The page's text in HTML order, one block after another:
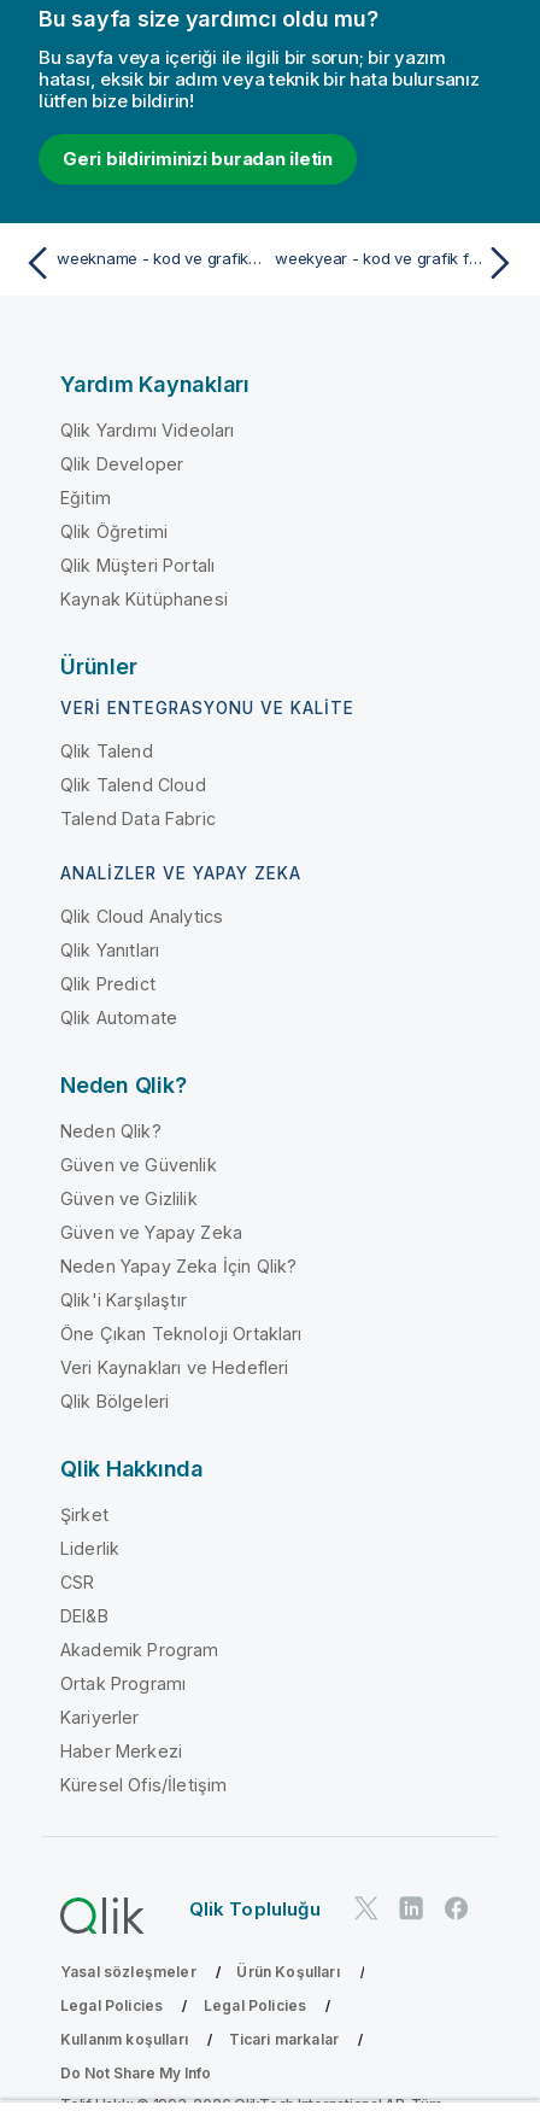
Bu sayfa size yardımcı oldu mu?
Bu sayfa veya içeriği ile ilgili bir sorun; bir yazım
hatası, eksik bir adım veya teknik bir hata bulursanız
lütfen bize bildirin!
Geri bildiriminizi buradan iletin
weekname - kod ve grafik fonksiyonu weekyear - kod ve grafik fonksiyonu
Yardım Kaynakları
Qlik Yardımı Videoları
Qlik Developer
Eğitim
Qlik Öğretimi
Qlik Müşteri Portalı
Kaynak Kütüphanesi
Ürünler
VERI ENTEGRASYONU VE KALITE
Qlik Talend
Qlik Talend Cloud
Talend Data Fabric
ANALIZLER VE YAPAY ZEKA
Qlik Cloud Analytics
Qlik Yanıtları
Qlik Predict
Qlik Automate
Neden Qlik?
Neden Qlik?
Güven ve Güvenlik
Güven ve Gizlilik
Güven ve Yapay Zeka
Neden Yapay Zeka İçin Qlik?
Qlik'i Karşılaştır
Öne Çıkan Teknoloji Ortakları
Veri Kaynakları ve Hedefleri
Qlik Bölgeleri
Qlik Hakkında
Şirket
Liderlik
CSR
DEI&B
Akademik Program
Ortak Programı
Kariyerler
Haber Merkezi
Küresel Ofis/İletişim
Qlik Topluluğu
Yasal sözleşmeler
Ürün Koşulları
Legal Policies
Legal Policies
Kullanım koşulları
Ticari markalar
Do Not Share My Info
Telif Hakkı © 1993-2026 QlikTech International AB. Tüm